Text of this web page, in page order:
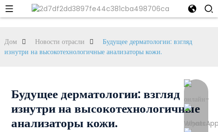
Дом Новости отрасли
Будущее дерматологии: взгляд
изнутри на высокотехнологичные анализаторы кожи.
Будущее дерматологии: взгляд
изнутри на высокотехнологичные
анализаторы кожи.